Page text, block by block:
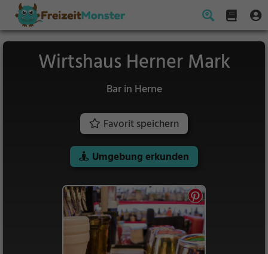
Wirtshaus Herner Mark
Bar in Herne
Favorit speichern
Umgebung erkunden